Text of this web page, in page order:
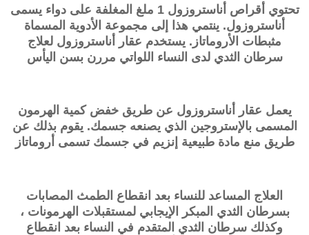
تحتوي أقراص أناستروزول 1 ملغ المغلفة على دواء يسمى
أناستروزول. ينتمي هذا إلى مجموعة الأدوية المسماة
مثبطات الأروماتاز. يستخدم عقار أناستروزول لعلاج
سرطان الثدي لدى النساء اللواتي مررن بسن اليأس
يعمل عقار أناستروزول عن طريق خفض كمية الهرمون
المسمى بالإستروجين الذي يصنعه جسمك. يقوم بذلك عن
طريق منع مادة طبيعية إنزيم في جسمك تسمى أروماتاز
العلاج المساعد للنساء بعد انقطاع الطمث المصابات
بسرطان الثدي المبكر الإيجابي لمستقبلات الهرمونات ،
وكذلك سرطان الثدي المتقدم في النساء بعد انقطاع